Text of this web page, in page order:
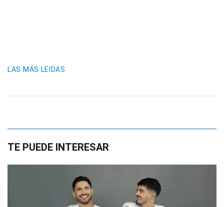
LAS MÁS LEIDAS
TE PUEDE INTERESAR